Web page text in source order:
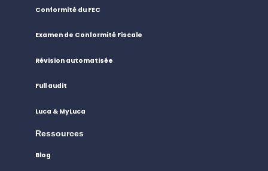
Conformité du FEC
Examen de Conformité Fiscale
Révision automatisée
Full audit
Luca & MyLuca
Ressources
Blog